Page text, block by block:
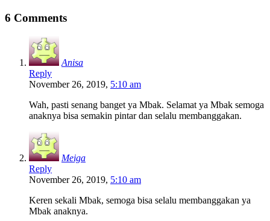
6 Comments
Anisa
Reply
November 26, 2019, 5:10 am
Wah, pasti senang banget ya Mbak. Selamat ya Mbak semoga
anaknya bisa semakin pintar dan selalu membanggakan.
Meiga
Reply
November 26, 2019, 5:10 am
Keren sekali Mbak, semoga bisa selalu membanggakan ya
Mbak anaknya.